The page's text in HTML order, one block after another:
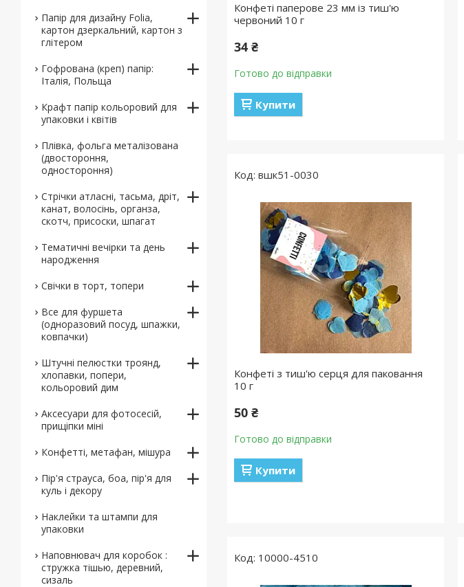
Конфеті паперове 23 мм із тиш'ю
червоний 10 г
34 ₴
Готово до відправки
Купити
вшк51-0030
Конфеті з тиш'ю серця для паковання
10 г
50 ₴
Готово до відправки
Купити
10000-4510
Папір для дизайну Folia,
картон дзеркальний, картон з
глітером
Гофрована (креп) папір:
Італія, Польща
Крафт папір кольоровий для
упаковки і квітів
Плівка, фольга металізована
(двостороння,
одностороння)
Стрічки атласні, тасьма, дріт,
канат, волосінь, органза,
скотч, присоски, шпагат
Тематичні вечірки та день
народження
Свічки в торт, топери
Все для фуршета
(одноразовий посуд, шпажки,
ковпачки)
Штучні пелюстки троянд,
хлопавки, попери,
кольоровий дим
Аксесуари для фотосесій,
прищіпки міні
Конфетті, метафан, мішура
Пір'я страуса, боа, пір'я для
куль і декору
Наклейки та штампи для
упаковки
Наповнювач для коробок :
стружка тішью, деревний,
сизаль